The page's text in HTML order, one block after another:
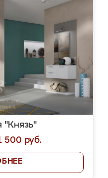
"Князь"
500 руб.